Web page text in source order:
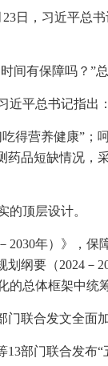
日，习近平总
间有保障吗？”
近平总书记指出
得营养健康”；
品短缺情况，
的顶层设计。
2030年）》，
划纲要（2024
的总体框架中统
门联合发文全面
13部门联合发布